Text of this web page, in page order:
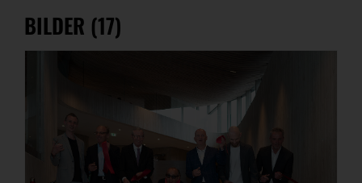
BILDER (17)